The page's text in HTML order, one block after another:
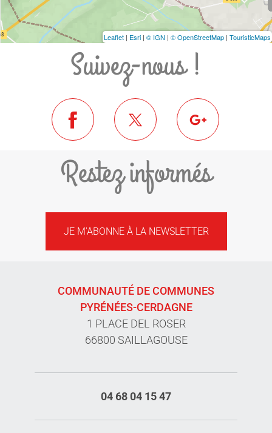
Leaflet | Esri | © IGN | © OpenStreetMap | TouristicMaps
Suivez-nous !
Restez informés
JE M'ABONNE À LA NEWSLETTER
COMMUNAUTÉ DE COMMUNES
PYRÉNÉES-CERDAGNE
1 PLACE DEL ROSER
66800 SAILLAGOUSE
04 68 04 15 47